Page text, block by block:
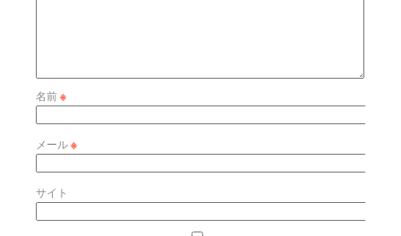
名前※
メール※
サイト